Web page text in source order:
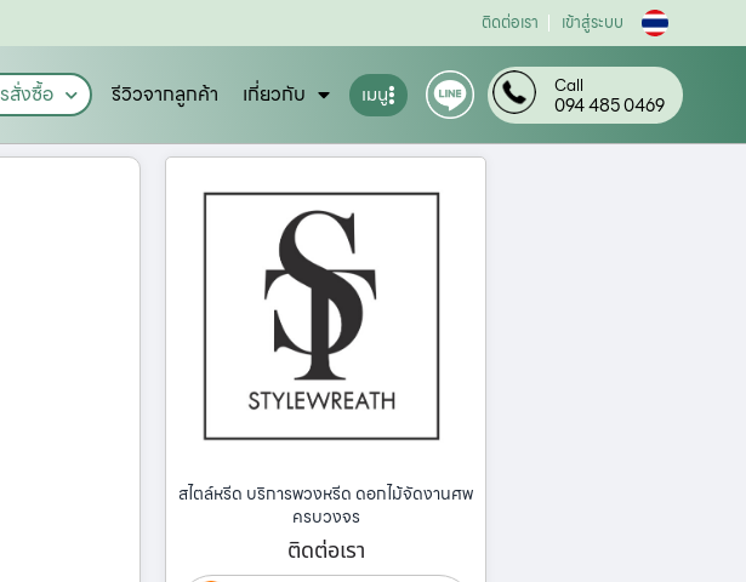
ติดต่อเรา เข้าสู่ระบบ
สั่งซื้อ รีวิวจากลูกค้า เกี่ยวกับ เมนู Call
094 485 0469
สไตล์หรีด บริการพวงหรีด ดอกไม้จัดงานศพ
ครบวงจร
ติดต่อเรา